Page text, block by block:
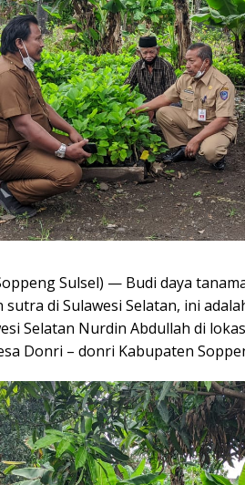
Sulsel) — Budi daya
di Sulawesi Selatan, ini
Selatan Nurdin Abdullah di
Donri – donri Kabupaten